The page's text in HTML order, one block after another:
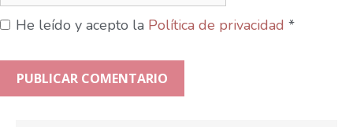
He leído y acepto la Política de privacidad *